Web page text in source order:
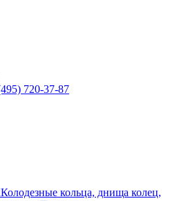
720-37-87
Колодезные кольца, днища колец,